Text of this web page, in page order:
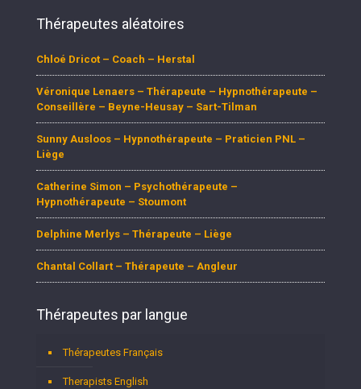
Thérapeutes aléatoires
Chloé Dricot – Coach – Herstal
Véronique Lenaers – Thérapeute – Hypnothérapeute –
Conseillère – Beyne-Heusay – Sart-Tilman
Sunny Ausloos – Hypnothérapeute – Praticien PNL –
Liège
Catherine Simon – Psychothérapeute –
Hypnothérapeute – Stoumont
Delphine Merlys – Thérapeute – Liège
Chantal Collart – Thérapeute – Angleur
Thérapeutes par langue
Thérapeutes Français
Therapists English